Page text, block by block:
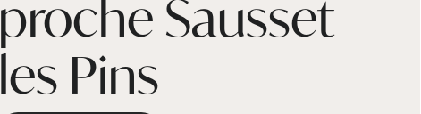
proche Sausset
les Pins